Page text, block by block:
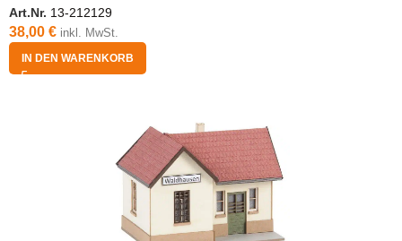
Art.Nr. 13-212129
38,00 € inkl. MwSt.
IN DEN WARENKORB